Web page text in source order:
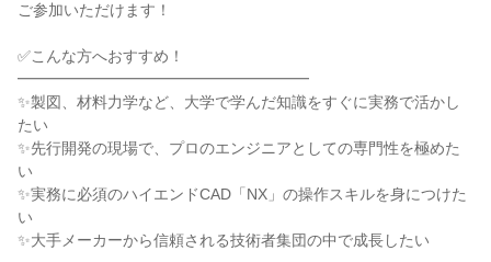
ご参加いただけます！
✅こんな方へおすすめ！
━━━━━━━━━━━━━━━━━━━
✨製図、材料力学など、大学で学んだ知識をすぐに実務で活かし
たい
✨先行開発の現場で、プロのエンジニアとしての専門性を極めた
い
✨実務に必須のハイエンドCAD「NX」の操作スキルを身につけた
い
✨大手メーカーから信頼される技術者集団の中で成長したい